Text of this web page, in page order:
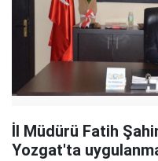
İl Müdürü Fatih
Yozgat'ta